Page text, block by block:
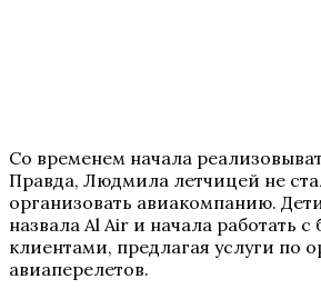
Со временем начала
Правда, Людмила летчицей не
организовать авиакомпанию.
назвала Al Air и начала работать с
клиентами, предлагая услуги по
авиаперелетов.